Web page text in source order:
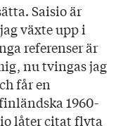
Saisio är
växte upp i
referenser är
nu tvingas jag
får en
1960-
låter citat flyta